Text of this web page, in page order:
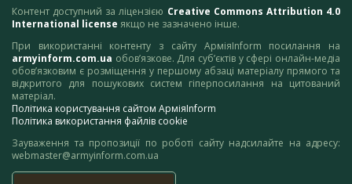
Контент доступний за ліцензією Creative Commons Attribution 4.0
International license якщо не зазначено інше.
При використанні контенту з сайту АрміяInform посилання на
armyinform.com.ua обов’язкове. Для суб’єктів у сфері онлайн-медіа
обов’язковим є розміщення у першому абзаці матеріалу прямого та
відкритого для пошукових систем гіперпосилання на цитований
матеріал.
Політика користування сайтом АрміяInform
Політика використання файлів cookie
Зауваження та пропозиції по роботі сайту надсилайте на адресу:
webmaster@armyinform.com.ua